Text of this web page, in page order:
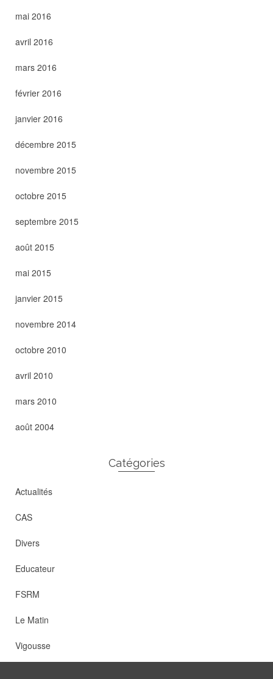
mai 2016
avril 2016
mars 2016
février 2016
janvier 2016
décembre 2015
novembre 2015
octobre 2015
septembre 2015
août 2015
mai 2015
janvier 2015
novembre 2014
octobre 2010
avril 2010
mars 2010
août 2004
Catégories
Actualités
CAS
Divers
Educateur
FSRM
Le Matin
Vigousse